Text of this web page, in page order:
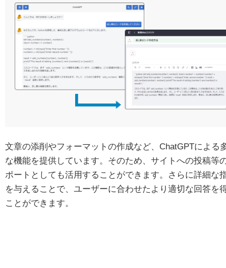
文章の添削やフォーマットの作成など、ChatGPTによる
な機能を提供しています。そのため、サイトへの投稿等
ポートとしても活用することができます。さらに詳細な
を与えることで、ユーザーに合わせたより適切な回答を
ことができます。